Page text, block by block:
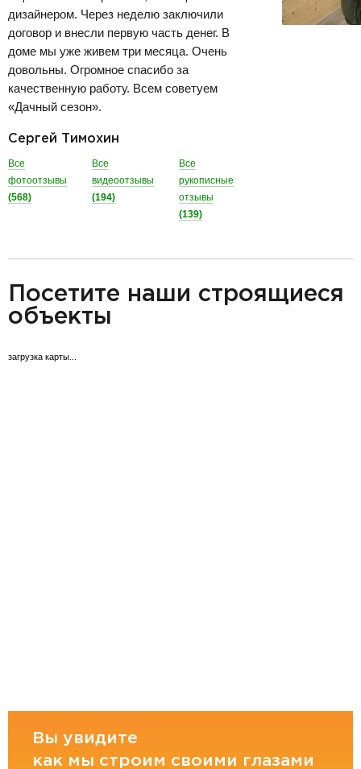
дизайнером. Через неделю заключили
договор и внесли первую часть денег. В
доме мы уже живем три месяца. Очень
довольны. Огромное спасибо за
качественную работу. Всем советуем
«Дачный сезон».
Сергей Тимохин
Все
фотоотзывы
(568)
Все
видеоотзывы
(194)
Все
рукописные
отзывы
(139)
Посетите наши строящиеся
объекты
загрузка карты...
Вы увидите
как мы строим своими глазами